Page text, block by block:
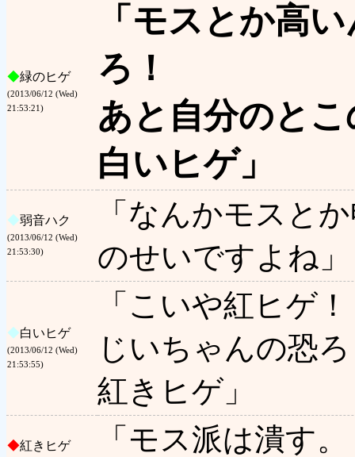
◆緑のヒゲ
(2013/06/12 (Wed)
21:53:21)
「モスとか高
ろ！
あと自分のと
白いヒゲ」
◆弱音ハク
(2013/06/12 (Wed)
21:53:30)
「なんかモスと
のせいですよね」
◆白いヒゲ
(2013/06/12 (Wed)
21:53:55)
「こいや紅ヒゲ！
じいちゃんの恐
紅きヒゲ」
◆紅きヒゲ
「モス派は潰す。